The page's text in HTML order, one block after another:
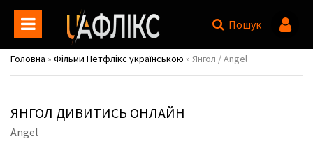
Пошук
Головна » Фільми Нетфлікс українською » Янгол / Angel
ЯНГОЛ ДИВИТИСЬ ОНЛАЙН
Angel